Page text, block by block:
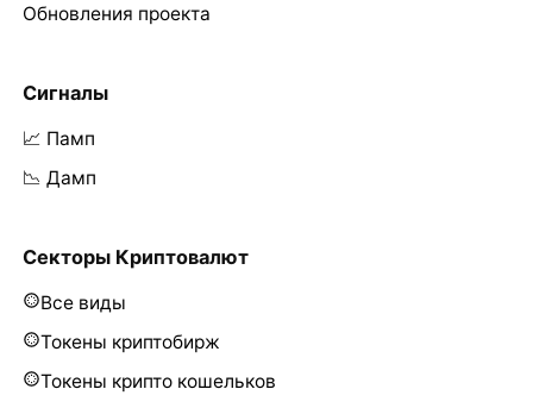
Обновления проекта
Сигналы
📈 Памп
📉 Дамп
Секторы Криптовалют
Все виды
Токены криптобирж
Токены крипто кошельков